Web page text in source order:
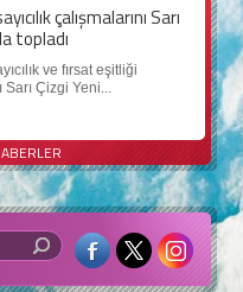
çalışmalarını Sarı
topladı
ve fırsat eşitliği
Sarı Çizgi Yeni...